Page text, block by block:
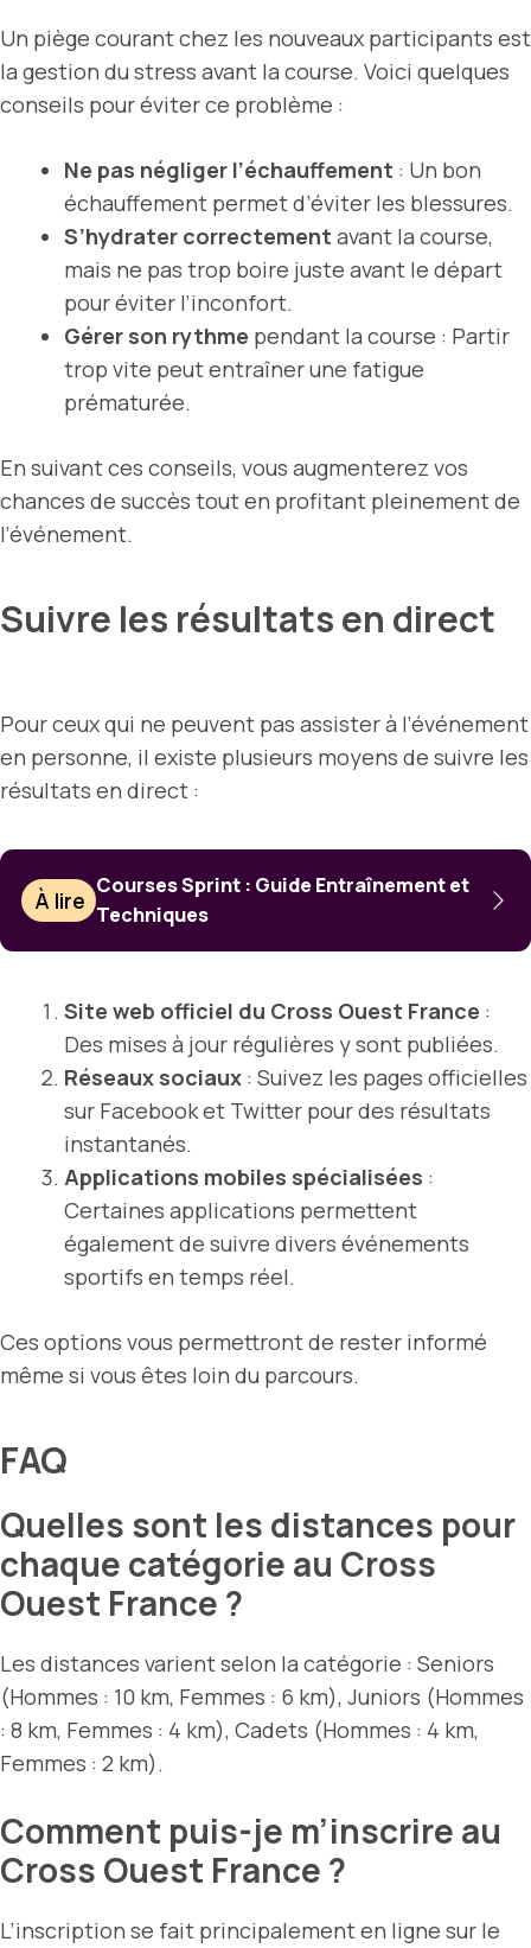
Un piège courant chez les nouveaux participants est
la gestion du stress avant la course. Voici quelques
conseils pour éviter ce problème :
Ne pas négliger l’échauffement : Un bon
échauffement permet d’éviter les blessures.
S’hydrater correctement avant la course,
mais ne pas trop boire juste avant le départ
pour éviter l’inconfort.
Gérer son rythme pendant la course : Partir
trop vite peut entraîner une fatigue
prématurée.
En suivant ces conseils, vous augmenterez vos
chances de succès tout en profitant pleinement de
l’événement.
Suivre les résultats en direct
Pour ceux qui ne peuvent pas assister à l’événement
en personne, il existe plusieurs moyens de suivre les
résultats en direct :
À lire
Courses Sprint : Guide Entraînement et
Techniques
Site web officiel du Cross Ouest France :
Des mises à jour régulières y sont publiées.
Réseaux sociaux : Suivez les pages officielles
sur Facebook et Twitter pour des résultats
instantanés.
Applications mobiles spécialisées :
Certaines applications permettent
également de suivre divers événements
sportifs en temps réel.
Ces options vous permettront de rester informé
même si vous êtes loin du parcours.
FAQ
Quelles sont les distances pour
chaque catégorie au Cross
Ouest France ?
Les distances varient selon la catégorie : Seniors
(Hommes : 10 km, Femmes : 6 km), Juniors (Hommes
: 8 km, Femmes : 4 km), Cadets (Hommes : 4 km,
Femmes : 2 km).
Comment puis-je m’inscrire au
Cross Ouest France ?
L’inscription se fait principalement en ligne sur le